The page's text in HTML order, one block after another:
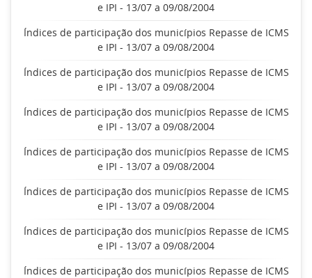
e IPI - 13/07 a 09/08/2004
Índices de participação dos municípios Repasse de ICMS
e IPI - 13/07 a 09/08/2004
Índices de participação dos municípios Repasse de ICMS
e IPI - 13/07 a 09/08/2004
Índices de participação dos municípios Repasse de ICMS
e IPI - 13/07 a 09/08/2004
Índices de participação dos municípios Repasse de ICMS
e IPI - 13/07 a 09/08/2004
Índices de participação dos municípios Repasse de ICMS
e IPI - 13/07 a 09/08/2004
Índices de participação dos municípios Repasse de ICMS
e IPI - 13/07 a 09/08/2004
Índices de participação dos municípios Repasse de ICMS